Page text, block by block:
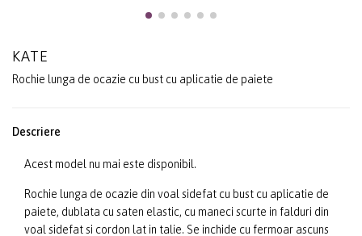
KATE
Rochie lunga de ocazie cu bust cu aplicatie de paiete
Descriere
Acest model nu mai este disponibil.
Rochie lunga de ocazie din voal sidefat cu bust cu aplicatie de
paiete, dublata cu saten elastic, cu maneci scurte in falduri din
voal sidefat si cordon lat in talie. Se inchide cu fermoar ascuns